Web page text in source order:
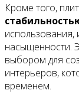
Кроме того,
использования,
насыщенности.
выбором для
интерьеров,
временем.